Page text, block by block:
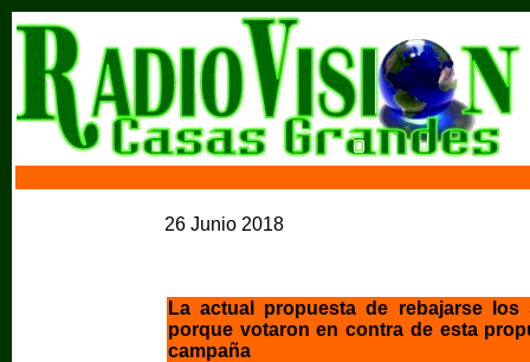
26 Junio 2018
La actual propuesta de rebajarse
porque votaron en contra de esta
campaña